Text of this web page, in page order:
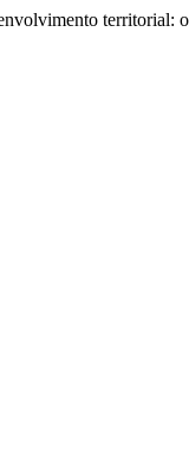
territorial: